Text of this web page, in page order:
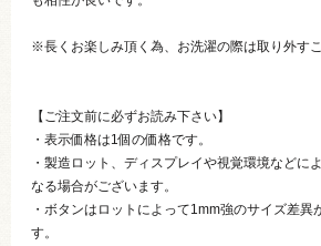
※長くお楽しみ頂く為、お洗濯の際は取り外す
【ご注文前に必ずお読み下さい】
・表示価格は1個の価格です。
・製造ロット、ディスプレイや視覚環境などに
なる場合がございます。
・ボタンはロットによって1mm強のサイズ差異
す。